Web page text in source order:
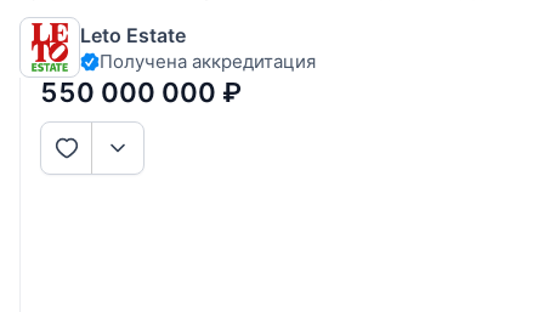
520 кв. м в охраняемом коттеджном посёлке "Гринфилд",
расположенном в 23 км от МКАД по Новорижскому шоссе.
В доме выполнена отделка по индивидуальному проекту с
использованием
Leto Estate
Получена аккредитация
550 000 000 ₽